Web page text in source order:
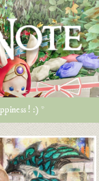
! :) *